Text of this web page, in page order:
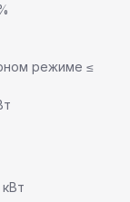
режиме ≤